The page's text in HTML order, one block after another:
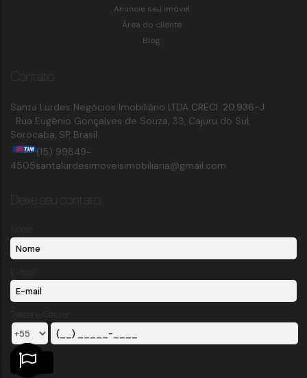
Anuncie seu imóvel
Área do cliente
Blog
Contato
Santa Lurdes Negócios Imobiliário LTDA CRECI: 20.936-J
Rua Eugênio Gonçalves de Souza, 33, Cajuru do Sul,
Sorocaba, SP, Brasil
(15) 99849-
4505santalurdesimoveisimobiliaria@gmail.com
Deixe seu contato
Nome:
E-mail:
Telefone/Celular: